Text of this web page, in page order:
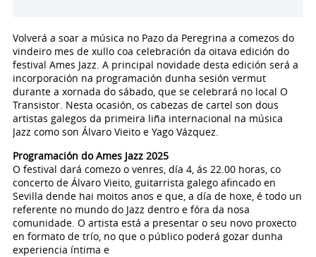
Volverá a soar a música no Pazo da Peregrina a comezos do
vindeiro mes de xullo coa celebración da oitava edición do
festival Ames Jazz. A principal novidade desta edición será a
incorporación na programación dunha sesión vermut
durante a xornada do sábado, que se celebrará no local O
Transistor. Nesta ocasión, os cabezas de cartel son dous
artistas galegos da primeira liña internacional na música
Jazz como son Álvaro Vieito e Yago Vázquez.
Programación do Ames Jazz 2025
O festival dará comezo o venres, día 4, ás 22.00 horas, co
concerto de Álvaro Vieito, guitarrista galego afincado en
Sevilla dende hai moitos anos e que, a día de hoxe, é todo un
referente no mundo do Jazz dentro e fóra da nosa
comunidade. O artista está a presentar o seu novo proxecto
en formato de trío, no que o público poderá gozar dunha
experiencia íntima e